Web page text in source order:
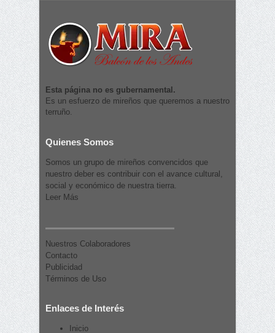
Esta página no es gubernamental.
Es un esfuerzo de mireños que queremos a nuestro
terruño.
Quienes Somos
Somos un grupo de mireños convencidos que
nuestro deber es contribuir con el avance cultural,
social y económico de nuestra tierra.
Leer Más
Nuestros Colaboradores
Contacto
Publicidad
Términos de Uso
Enlaces de Interés
Inicio